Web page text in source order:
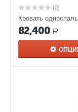
(0)
Кровать
82,400 Р